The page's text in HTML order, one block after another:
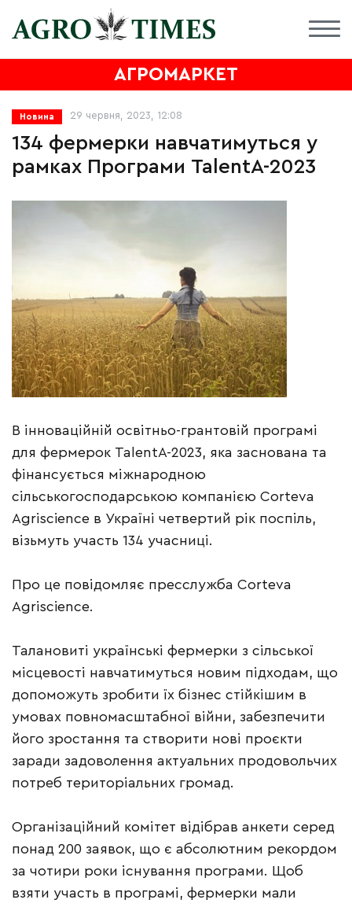
АГРОМАРКЕТ
Новина 29 червня, 2023, 12:08
134 фермерки навчатимуться у
рамках Програми TalentA-2023
В інноваційній освітньо-грантовій програмі
для фермерок TalentA-2023, яка заснована та
фінансується міжнародною
сільськогосподарською компанією Corteva
Agriscience в Україні четвертий рік поспіль,
візьмуть участь 134 учасниці.
Про це повідомляє пресслужба Corteva
Agriscience.
Талановиті українські фермерки з сільської
місцевості навчатимуться новим підходам, що
допоможуть зробити їх бізнес стійкішим в
умовах повномасштабної війни, забезпечити
його зростання та створити нові проєкти
заради задоволення актуальних продовольчих
потреб територіальних громад.
Організаційний комітет відібрав анкети серед
понад 200 заявок, що є абсолютним рекордом
за чотири роки існування програми. Щоб
взяти участь в програмі, фермерки мали